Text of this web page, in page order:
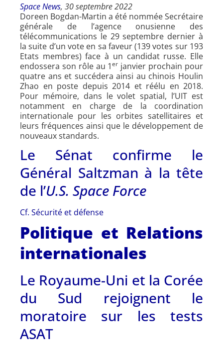
Space News, 30 septembre 2022
Doreen Bogdan-Martin a été nommée Secrétaire
générale de l’agence onusienne des
télécommunications le 29 septembre dernier à
la suite d’un vote en sa faveur (139 votes sur 193
Etats membres) face à un candidat russe. Elle
endossera son rôle au 1er janvier prochain pour
quatre ans et succédera ainsi au chinois Houlin
Zhao en poste depuis 2014 et réélu en 2018.
Pour mémoire, dans le volet spatial, l’UIT est
notamment en charge de la coordination
internationale pour les orbites satellitaires et
leurs fréquences ainsi que le développement de
nouveaux standards.
Le Sénat confirme le
Général Saltzman à la tête
de l’U.S. Space Force
Cf. Sécurité et défense
Politique et Relations
internationales
Le Royaume-Uni et la Corée
du Sud rejoignent le
moratoire sur les tests
ASAT